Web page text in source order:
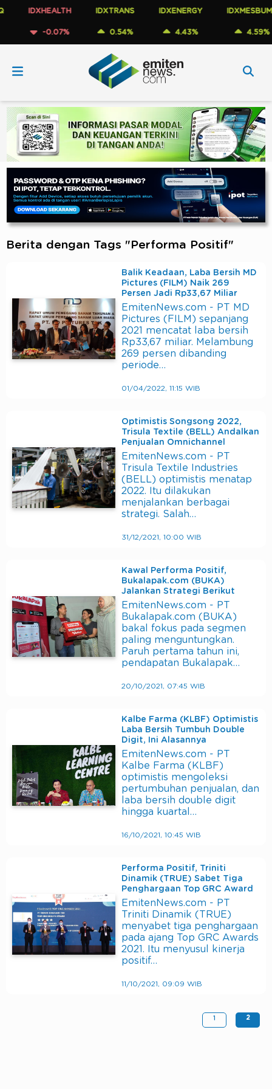
IDXHEALTH
-0.07%
IDXTRANS
0.54%
IDXENERGY
4.43%
IDXMESBUMN
4.59%
Berita dengan Tags "Performa Positif"
Balik Keadaan, Laba Bersih MD
Pictures (FILM) Naik 269
Persen Jadi Rp33,67 Miliar
EmitenNews.com - PT MD
Pictures (FILM) sepanjang
2021 mencatat laba bersih
Rp33,67 miliar. Melambung
269 persen dibanding
periode…
01/04/2022, 11:15 WIB
Optimistis Songsong 2022,
Trisula Textile (BELL) Andalkan
Penjualan Omnichannel
EmitenNews.com - PT
Trisula Textile Industries
(BELL) optimistis menatap
2022. Itu dilakukan
menjalankan berbagai
strategi. Salah…
31/12/2021, 10:00 WIB
Kawal Performa Positif,
Bukalapak.com (BUKA)
Jalankan Strategi Berikut
EmitenNews.com - PT
Bukalapak.com (BUKA)
bakal fokus pada segmen
paling menguntungkan.
Paruh pertama tahun ini,
pendapatan Bukalapak…
20/10/2021, 07:45 WIB
Kalbe Farma (KLBF) Optimistis
Laba Bersih Tumbuh Double
Digit, Ini Alasannya
EmitenNews.com - PT
Kalbe Farma (KLBF)
optimistis mengoleksi
pertumbuhan penjualan, dan
laba bersih double digit
hingga kuartal…
16/10/2021, 10:45 WIB
Performa Positif, Triniti
Dinamik (TRUE) Sabet Tiga
Penghargaan Top GRC Award
EmitenNews.com - PT
Triniti Dinamik (TRUE)
menyabet tiga penghargaan
pada ajang Top GRC Awards
2021. Itu menyusul kinerja
positif…
11/10/2021, 09:09 WIB
1 2